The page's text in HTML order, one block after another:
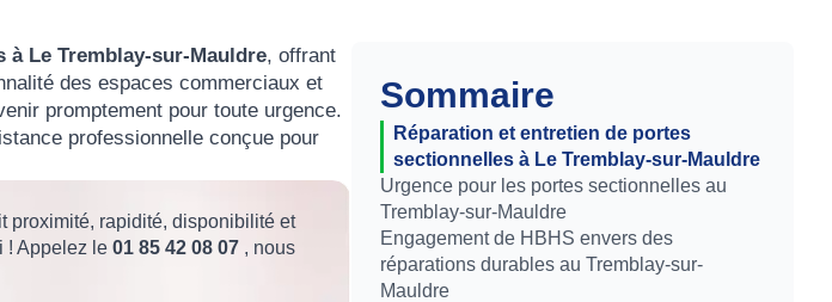
Sommaire
Réparation et entretien de portes
sectionnelles à Le Tremblay-sur-Mauldre
Urgence pour les portes sectionnelles au
Tremblay-sur-Mauldre
Engagement de HBHS envers des
réparations durables au Tremblay-sur-
Mauldre
à Le Tremblay-sur-Mauldre, offrant
des espaces commerciaux et
promptement pour toute urgence.
professionnelle conçue pour
proximité, rapidité, disponibilité et
! Appelez le01 85 42 08 07, nous